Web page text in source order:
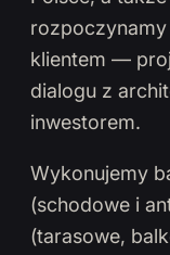
klientem —
dialogu z
inwestorem.
Wykonujemy
(schodowe i
(tarasowe,